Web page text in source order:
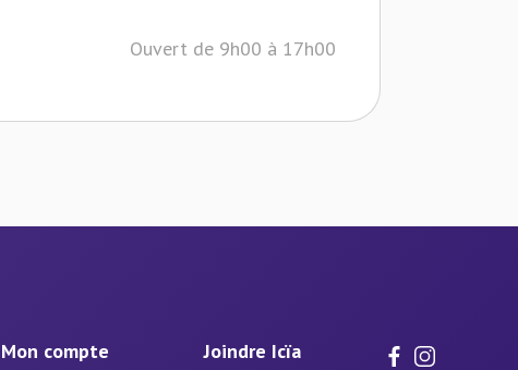
Ouvert de 9h00 à 17h00
Mon compte Joindre Icïa